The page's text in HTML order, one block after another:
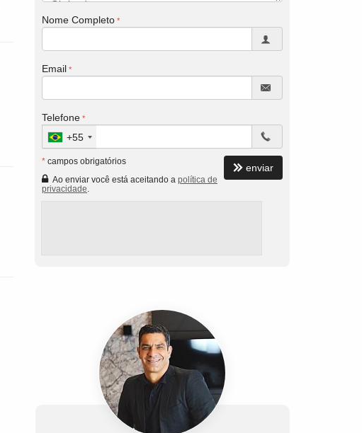
Nome Completo
Email
Telefone
+55
* campos obrigatórios
Ao enviar você está aceitando a política de
privacidade.
enviar